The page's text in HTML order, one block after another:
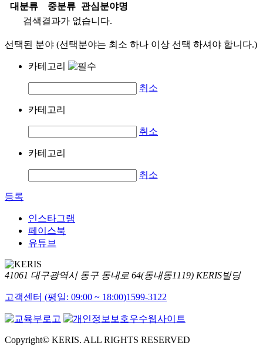
대분류 중분류
관심분야명
검색결과가 없습니다.
선택된 분야 (선택분야는 최소 하나 이상 선택 하셔야 합니다.)
카테고리
취소
카테고리
취소
카테고리
취소
등록
인스타그램
페이스북
유튜브
41061 대구광역시 동구 동내로 64(동내동1119) KERIS빌딩
고객센터 (평일: 09:00 ~ 18:00)1599-3122
Copyright© KERIS. ALL RIGHTS RESERVED